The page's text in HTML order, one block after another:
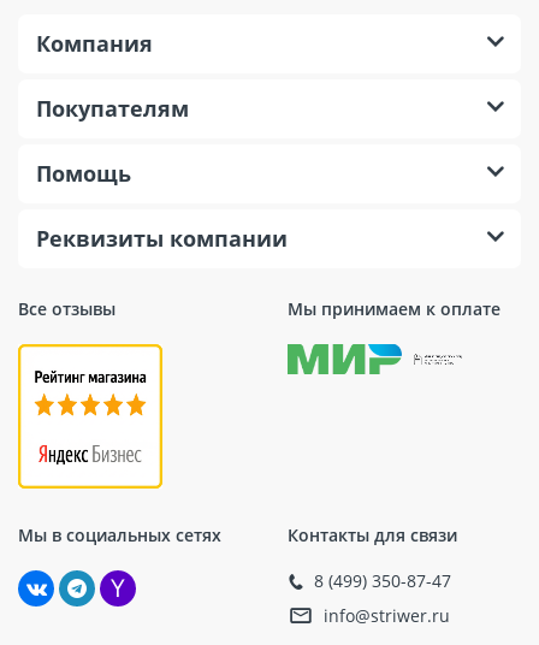
Все отзывы Мы принимаем к оплате
Мы в социальных сетях Контакты для связи
8 (499) 350-87-47
info@striwer.ru
Компания
Покупателям
Помощь
Реквизиты компании